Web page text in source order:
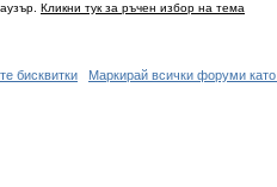
Кликни тук за ръчен избор на тема
бисквитки
Маркирай всички форуми